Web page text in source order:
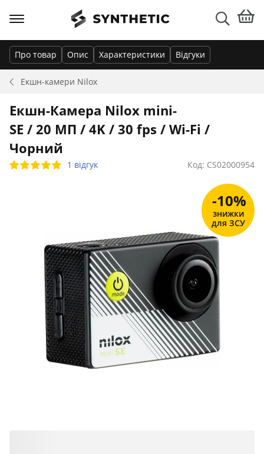
Екшн-камери Nilox
Про товар Опис Характеристики Відгуки
Екшн-Камера Nilox mini-
SE / 20 МП / 4K / 30 fps / Wi-Fi /
Чорний
1 відгук Код: CS02000954
-10%
знижки
для ЗСУ